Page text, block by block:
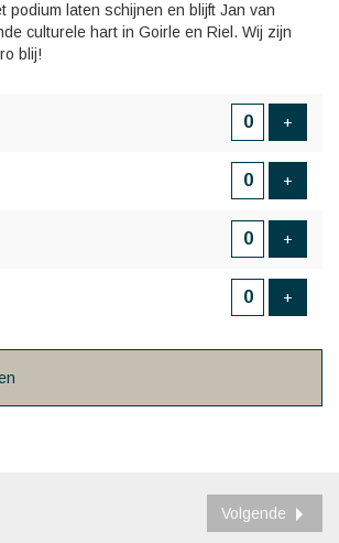
podium laten schijnen en blijft Jan van
culturele hart in Goirle en Riel. Wij zijn
blij!
+
+
+
+
Volgende